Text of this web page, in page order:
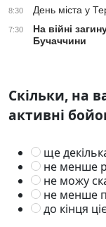
8:30 День міста у
7:30
На війні
Бучаччини
Скільки, на
активні
ще
не менше
не можу
не менше
до кінця